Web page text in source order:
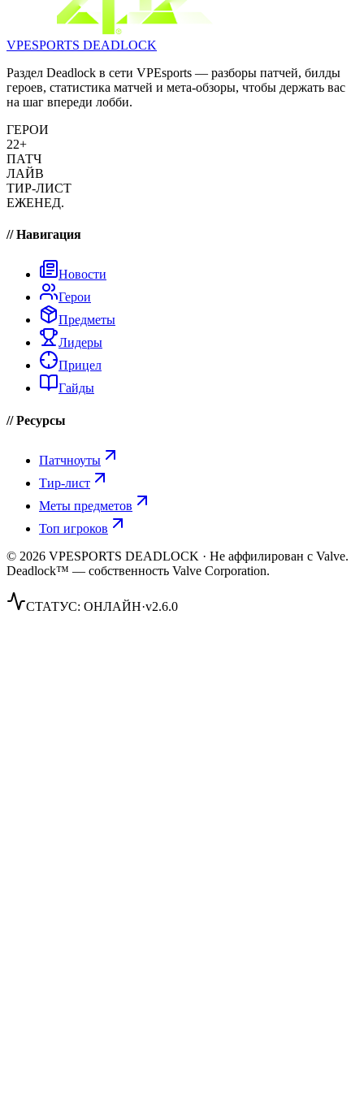
VPESPORTS DEADLOCK
Раздел Deadlock в сети VPEsports — разборы патчей, билды
героев, статистика матчей и мета-обзоры, чтобы держать вас
на шаг впереди лобби.
ГЕРОИ
22+
ПАТЧ
ЛАЙВ
ТИР-ЛИСТ
ЕЖЕНЕД.
// Навигация
Новости
Герои
Предметы
Лидеры
Прицел
Гайды
// Ресурсы
Патчноуты
Тир-лист
Меты предметов
Топ игроков
© 2026 VPESPORTS DEADLOCK · Не аффилирован с Valve.
Deadlock™ — собственность Valve Corporation.
СТАТУС: ОНЛАЙН·v2.6.0